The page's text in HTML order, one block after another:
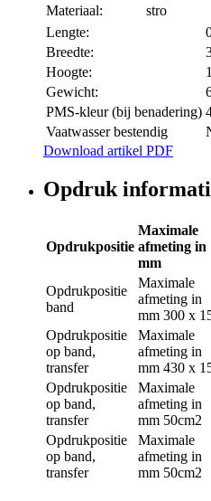
Materiaal:
stro
Lengte:
Breedte:
Hoogte:
Gewicht:
PMS-kleur (bij benadering)
Vaatwasser bestendig
Download artikel PDF
Opdruk
Opdrukpositie
Maximale
afmeting in
mm
Opdrukpositie
band
Maximale
afmeting in
mm 300 x
Opdrukpositie
op band,
transfer
Maximale
afmeting in
mm 430 x
Opdrukpositie
op band,
transfer
Maximale
afmeting in
mm 50cm2
Opdrukpositie
op band,
transfer
Maximale
afmeting in
mm 50cm2